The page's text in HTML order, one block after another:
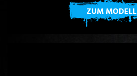
ZUM MODELL